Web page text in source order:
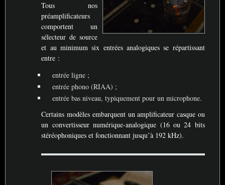
Tous nos
préamplificateurs
comportent un
sélecteur de source
et au minimum six entrées analogiques se répartissant
entre :
entrée ligne ;
entrée phono (RIAA) ;
entrée bas niveau, typiquement pour un microphone.
Certains modèles embarquent un amplificateur casque ou
un convertisseur numérique-analogique (16 ou 24 bits
stéréophoniques et fonctionnant jusqu’à 192 kHz).